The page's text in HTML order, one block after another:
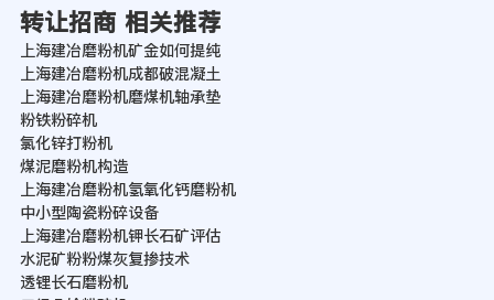
转让招商 相关推荐
上海建冶磨粉机矿金如何提纯
上海建冶磨粉机成都破混凝土
上海建冶磨粉机磨煤机轴承垫
粉铁粉碎机
氯化锌打粉机
煤泥磨粉机构造
上海建冶磨粉机氢氧化钙磨粉机
中小型陶瓷粉碎设备
上海建冶磨粉机钾长石矿评估
水泥矿粉粉煤灰复掺技术
透锂长石磨粉机